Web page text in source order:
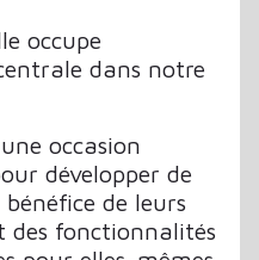
occupe
dans notre
occasion
développer de
de leurs
des fonctionnalités